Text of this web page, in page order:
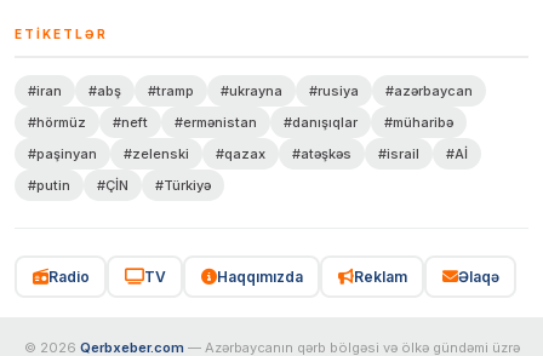
ETIKETLƏR
#iran #abş #tramp #ukrayna #rusiya
#azərbaycan
#hörmüz
#neft #ermənistan #danışıqlar
#müharibə
#paşinyan
#zelenski #qazax #atəşkəs #israil
#Aİ
#putin
#ÇİN #Türkiyə
Radio TV Haqqımızda Reklam Əlaqə
© 2026 Qerbxeber.com — Azərbaycanın qərb bölgəsi və ölkə gündəmi üzrə